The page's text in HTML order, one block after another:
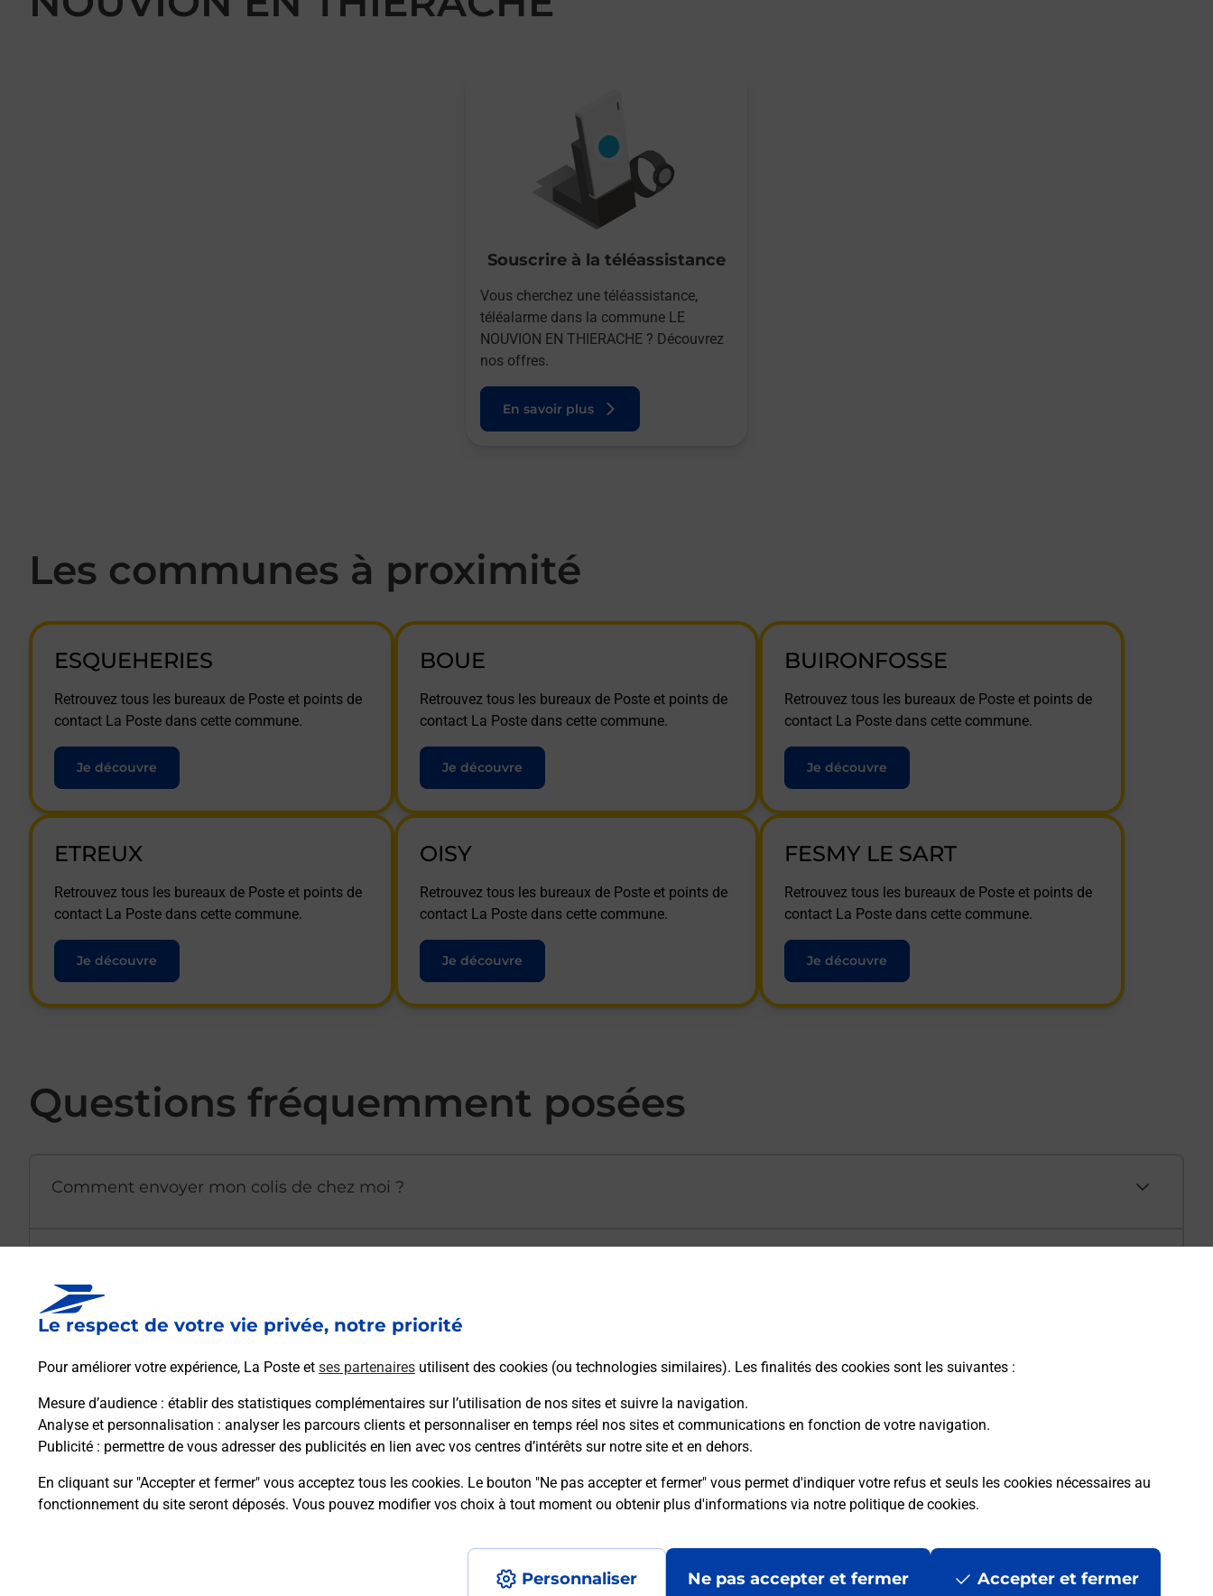
Le respect de votre vie privée, notre priorité
Pour améliorer votre expérience, La Poste et ses partenaires utilisent des cookies (ou technologies similaires). Les finalités des cookies sont les suivantes :
Mesure d’audience : établir des statistiques complémentaires sur l’utilisation de nos sites et suivre la navigation.
Analyse et personnalisation : analyser les parcours clients et personnaliser en temps réel nos sites et communications en fonction de votre navigation.
Publicité : permettre de vous adresser des publicités en lien avec vos centres d’intérêts sur notre site et en dehors.
En cliquant sur "Accepter et fermer" vous acceptez tous les cookies. Le bouton "Ne pas accepter et fermer" vous permet d'indiquer votre refus et seuls les cookies nécessaires au
fonctionnement du site seront déposés. Vous pouvez modifier vos choix à tout moment ou obtenir plus d'informations via notre politique de cookies.
Personnaliser Ne pas accepter et fermer Accepter et fermer
Souscrire à la téléassistance
Vous cherchez une téléassistance,
téléalarme dans la commune LE
NOUVION EN THIERACHE ? Découvrez
nos offres.
En savoir plus
Les communes à proximité
ESQUEHERIES
Retrouvez tous les bureaux de Poste et points de
contact La Poste dans cette commune.
Je découvre
BOUE
Retrouvez tous les bureaux de Poste et points de
contact La Poste dans cette commune.
Je découvre
BUIRONFOSSE
Retrouvez tous les bureaux de Poste et points de
contact La Poste dans cette commune.
Je découvre
ETREUX
Retrouvez tous les bureaux de Poste et points de
contact La Poste dans cette commune.
Je découvre
OISY
Retrouvez tous les bureaux de Poste et points de
contact La Poste dans cette commune.
Je découvre
FESMY LE SART
Retrouvez tous les bureaux de Poste et points de
contact La Poste dans cette commune.
Je découvre
Questions fréquemment posées
Comment envoyer mon colis de chez moi ?
Comment demander une modification de livraison ?
Comment La Poste participe-t-elle à votre sécurité au quotidien ?
Puis-je passer mon code de la route avec La Poste et sous quelles conditions ?